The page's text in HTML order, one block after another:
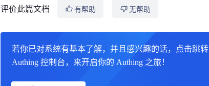
评价此篇文档 有帮助 无帮助
若你已对系统有基本了解，并且感兴趣的话，点击跳转
Authing 控制台，来开启你的 Authing 之旅！